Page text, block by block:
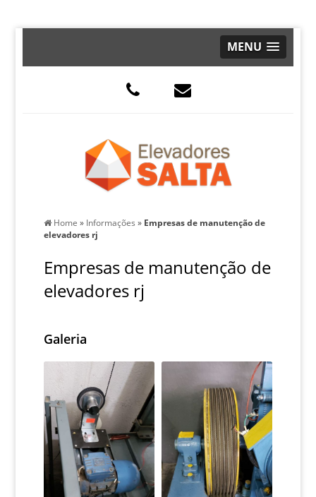
MENU
Home » Informações » Empresas de manutenção de
elevadores rj
Empresas de manutenção de
elevadores rj
Galeria